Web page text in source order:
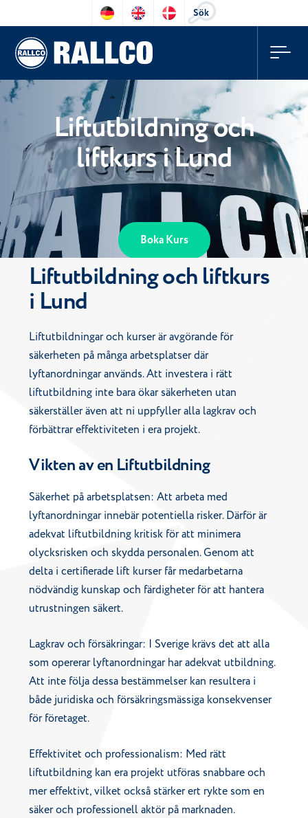
Sök
Liftutbildning och
liftkurs i Lund
Boka Kurs
Liftutbildning och liftkurs
i Lund
Liftutbildningar och kurser är avgörande för
säkerheten på många arbetsplatser där
lyftanordningar används. Att investera i rätt
liftutbildning inte bara ökar säkerheten utan
säkerställer även att ni uppfyller alla lagkrav och
förbättrar effektiviteten i era projekt.
Vikten av en Liftutbildning
Säkerhet på arbetsplatsen: Att arbeta med
lyftanordningar innebär potentiella risker. Därför är
adekvat liftutbildning kritisk för att minimera
olycksrisken och skydda personalen. Genom att
delta i certifierade lift kurser får medarbetarna
nödvändig kunskap och färdigheter för att hantera
utrustningen säkert.
Lagkrav och försäkringar: I Sverige krävs det att alla
som opererar lyftanordningar har adekvat utbildning.
Att inte följa dessa bestämmelser kan resultera i
både juridiska och försäkringsmässiga konsekvenser
för företaget.
Effektivitet och professionalism: Med rätt
liftutbildning kan era projekt utföras snabbare och
mer effektivt, vilket också stärker ert rykte som en
säker och professionell aktör på marknaden.